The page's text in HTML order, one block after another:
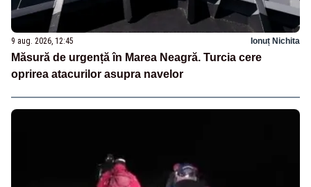
9 aug. 2026, 12:45 Ionuț Nichita
Măsură de urgență în Marea Neagră. Turcia cere
oprirea atacurilor asupra navelor